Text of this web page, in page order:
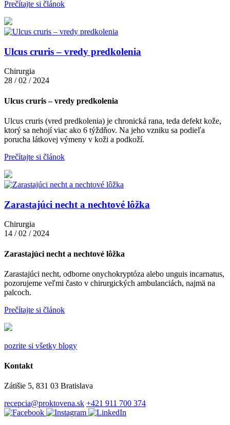
Prečítajte si článok
Ulcus cruris – vredy predkolenia
Chirurgia
28 / 02 / 2024
Ulcus cruris – vredy predkolenia
Ulcus cruris (vred predkolenia) je chronická rana, teda defekt kože,
ktorý sa nehojí viac ako 6 týždňov. Na jeho vzniku sa podieľa
porucha látkovej výmeny v koži a podkoží.
Prečítajte si článok
Zarastajúci necht a nechtové lôžka
Chirurgia
14 / 02 / 2024
Zarastajúci necht a nechtové lôžka
Zarastajúci necht, odborne onychokryptóza alebo unguis incarnatus,
pozorujeme veľmi často v chirurgických ambulanciách, najmä na
palcoch.
Prečítajte si článok
pozrite si všetky blogy
Kontakt
Zátišie 5, 831 03 Bratislava
recepcia@proktovena.sk +421 911 700 374